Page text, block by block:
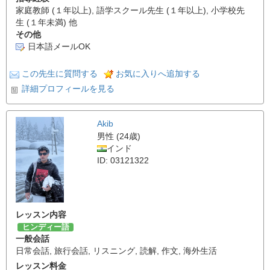
家庭教師 (１年以上), 語学スクール先生 (１年以上), 小学校先
生 (１年未満) 他
その他
日本語メールOK
この先生に質問する
お気に入りへ追加する
詳細プロフィールを見る
Akib
男性 (24歳)
インド
ID: 03121322
レッスン内容
ヒンディー語
一般会話
日常会話, 旅行会話, リスニング, 読解, 作文, 海外生活
レッスン料金